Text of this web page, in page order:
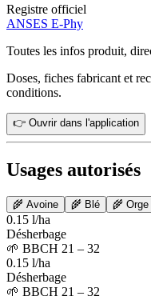
Registre officiel
ANSES E-Phy
Toutes les infos produit,
Doses, fiches fabricant et
conditions.
👉 Ouvrir dans l'application
Usages autorisés
🌾 Avoine 🌾 Blé 🌾 Orge
0.15 l/ha
Désherbage
🌱 BBCH 21 – 32
0.15 l/ha
Désherbage
🌱 BBCH 21 – 32